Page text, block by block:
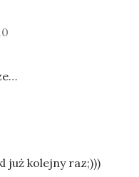
już kolejny raz;)))